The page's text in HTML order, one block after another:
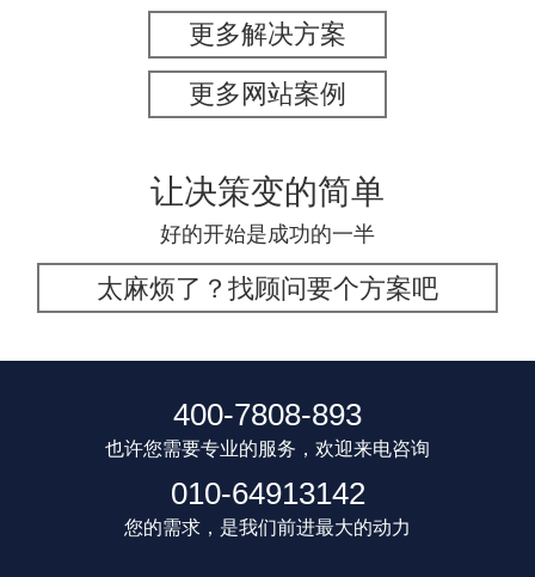
更多解决方案
更多网站案例
让决策变的简单
好的开始是成功的一半
太麻烦了？找顾问要个方案吧
400-7808-893
也许您需要专业的服务，欢迎来电咨询
010-64913142
您的需求，是我们前进最大的动力